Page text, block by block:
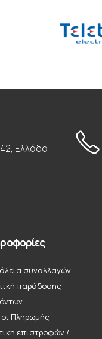
Ελλάδα
συναλλαγών
παράδοσης
Πληρωμής
επιστροφών /